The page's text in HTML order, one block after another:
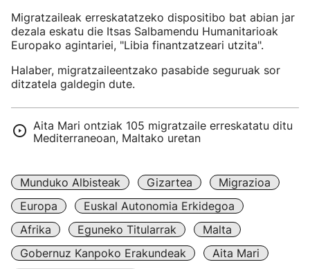
Migratzaileak erreskatatzeko dispositibo bat abian jar
dezala eskatu die Itsas Salbamendu Humanitarioak
Europako agintariei, "Libia finantzatzeari utzita".
Halaber, migratzaileentzako pasabide seguruak sor
ditzatela galdegin dute.
Aita Mari ontziak 105 migratzaile erreskatatu ditu
Mediterraneoan, Maltako uretan
Munduko Albisteak Gizartea
Migrazioa
Europa
Euskal Autonomia Erkidegoa
Afrika
Eguneko Titularrak
Malta
Gobernuz Kanpoko Erakundeak
Aita Mari